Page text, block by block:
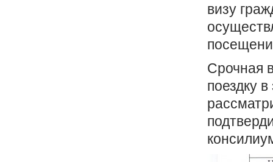
визу
Срочная
поездку